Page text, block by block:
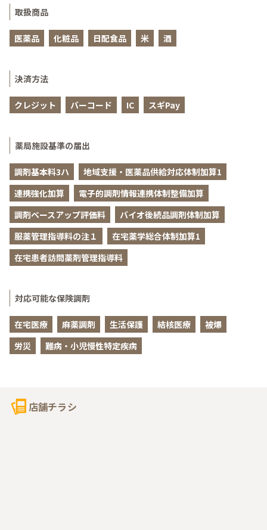
取扱商品
医薬品 化粧品 日配食品 米 酒
決済方法
クレジット バーコード IC スギPay
薬局施設基準の届出
調剤基本料3ハ
地域支援・医薬品供給対応体制加算1
連携強化加算
電子的調剤情報連携体制整備加算
調剤ベースアップ評価料
バイオ後続品調剤体制加算
服薬管理指導料の注１
在宅薬学総合体制加算1
在宅患者訪問薬剤管理指導料
対応可能な保険調剤
在宅医療 麻薬調剤 生活保護 結核医療
被爆
労災
難病・小児慢性特定疾病
店舗チラシ